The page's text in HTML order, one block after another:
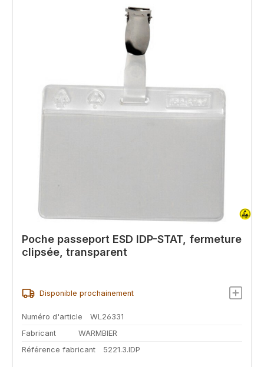
Poche passeport ESD IDP-STAT, fermeture
clipsée, transparent
Disponible prochainement
Numéro d'article
WL26331
Fabricant
WARMBIER
Référence fabricant
5221.3.IDP